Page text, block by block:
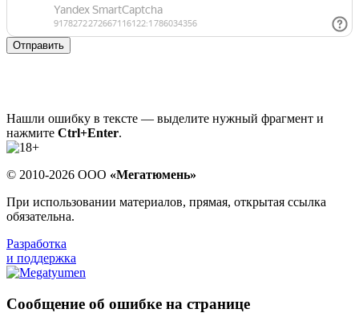
Отправить
Нашли ошибку в тексте — выделите нужный фрагмент и
нажмите Ctrl+Enter.
© 2010-2026 ООО «Мегатюмень»
При использовании материалов, прямая, открытая ссылка
обязательна.
Разработка
и поддержка
Сообщение об ошибке на странице